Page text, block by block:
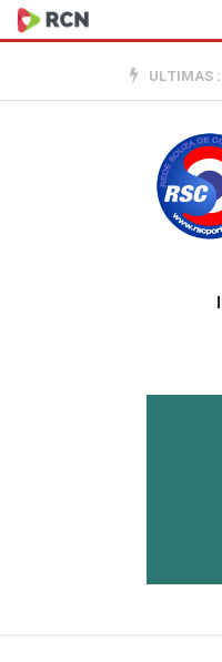
ULTIMAS :
o comércio de Imbituba com